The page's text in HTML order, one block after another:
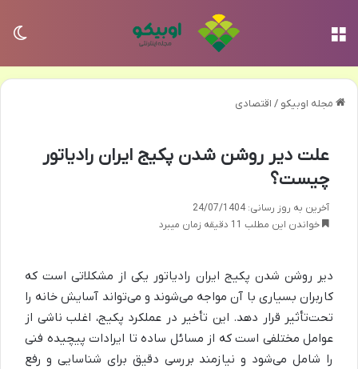
مجله اوبیکو / اقتصادی
علت دیر روشن شدن پکیج ایران رادیاتور
چیست؟
آخرین به روز رسانی: 24/07/1404
خواندن این مطلب 11 دقیقه زمان میبرد
دیر روشن شدن پکیج ایران رادیاتور یکی از مشکلاتی است که
کاربران بسیاری با آن مواجه می‌شوند و می‌تواند آسایش خانه را
تحت‌تأثیر قرار دهد. این تأخیر در عملکرد پکیج، اغلب ناشی از
عوامل مختلفی است که از مسائل ساده تا ایرادات پیچیده فنی
را شامل می‌شود و نیازمند بررسی دقیق برای شناسایی و رفع